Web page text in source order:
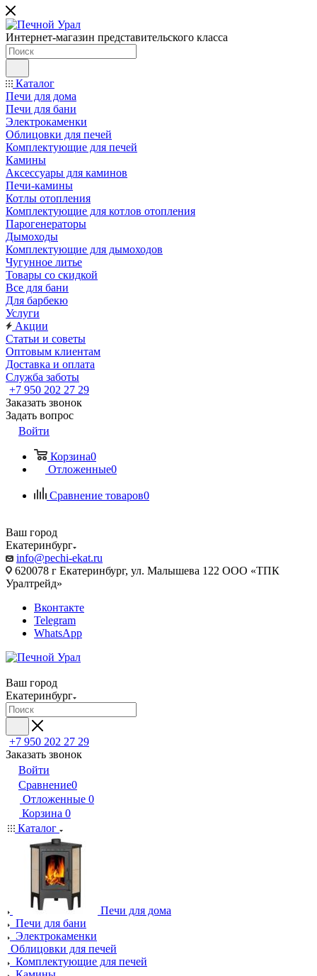
Интернет-магазин представительского класса
Каталог
Печи для дома
Печи для бани
Электрокаменки
Облицовки для печей
Комплектующие для печей
Камины
Аксессуары для каминов
Печи-камины
Котлы отопления
Комплектующие для котлов отопления
Парогенераторы
Дымоходы
Комплектующие для дымоходов
Чугунное литье
Товары со скидкой
Все для бани
Для барбекю
Услуги
Акции
Статьи и советы
Оптовым клиентам
Доставка и оплата
Служба заботы
+7 950 202 27 29
Заказать звонок
Задать вопрос
Войти
Корзина0
Отложенные0
Сравнение товаров0
Ваш город
Екатеринбург
info@pechi-ekat.ru
620078 г Екатеринбург, ул. Малышева 122 ООО «ТПК
Уралтрейд»
Вконтакте
Telegram
WhatsApp
Ваш город
Екатеринбург
+7 950 202 27 29
Заказать звонок
Войти
Сравнение0
Отложенные 0
Корзина 0
Каталог
Печи для дома
Печи для бани
Электрокаменки
Облицовки для печей
Комплектующие для печей